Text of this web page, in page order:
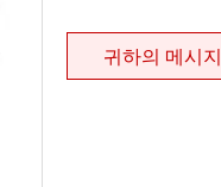
귀하의 메시지